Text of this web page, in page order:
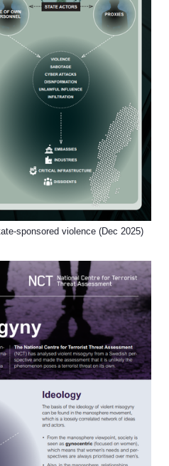
sponsored violence (Dec 2025)